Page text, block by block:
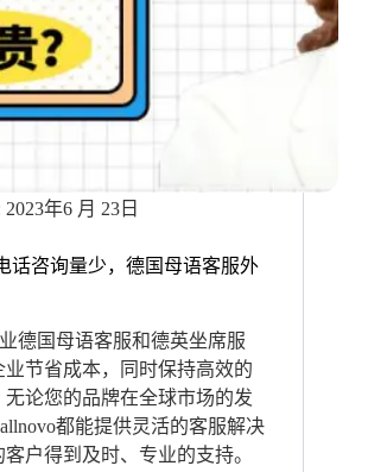
2023年6 月 23日
话咨询量少，德国母语客服外
德国母语客服和德英坐席服
业节省成本，同时保持高效的
论您的品牌在全球市场的发
都能提供灵活的客服解决
户得到及时、专业的支持。